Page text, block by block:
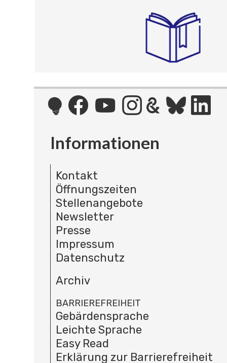
Informationen
Kontakt
Öffnungszeiten
Stellenangebote
Newsletter
Presse
Impressum
Datenschutz
Archiv
BARRIEREFREIHEIT
Gebärdensprache
Leichte Sprache
Easy Read
Erklärung zur Barrierefreiheit